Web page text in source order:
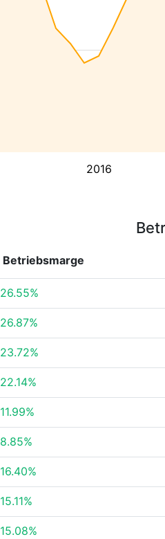
2016
Betriebsmarge
26.55%
26.87%
23.72%
22.14%
11.99%
8.85%
16.40%
15.11%
15.08%